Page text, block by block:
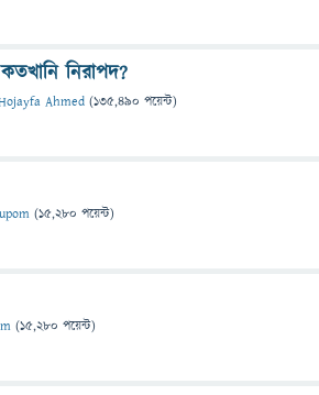
নিরাপদ?
Ahmed (135,490 পয়েন্ট)
(15,280 পয়েন্ট)
(15,280 পয়েন্ট)